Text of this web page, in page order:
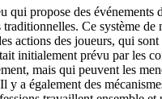
qui propose des événements
Ce système de
actions des joueurs, qui sont
initialement prévu par les
mais qui peuvent les
y a également des